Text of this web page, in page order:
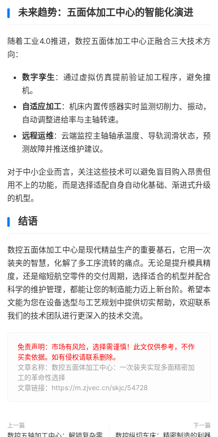
未来趋势：五面体加工中心的智能化演进
随着工业4.0推进，数控五面体加工中心正融合三大技术方
向：
数字孪生 ：通过虚拟仿真提前验证加工程序，避免撞
机。
自适应加工：机床内置传感器实时监测切削力、振动，
自动调整进给率与主轴转速。
远程运维：云端监控主轴轴承温度、导轨润滑状态，预
测故障并推送维护建议。
对于中小企业而言，关注这些技术可以避免盲目购入昂贵但
用不上的功能，而是选择适配自身自动化基础、渐进式升级
的机型。
结语
数控五面体加工中心是现代精益生产的重要基石，它用一次
装夹的智慧，化解了多工序流转的痛点。无论是提升模具精
度，还是缩短航空零件的交付周期，选择适合的机型并配合
科学的维护管理，都能让您的制造能力迈上新台阶。希望本
文能为您在设备选型与工艺规划中提供切实帮助，欢迎联系
我们的技术团队进行更深入的技术交流。
免责声明：市场有风险，选择需谨慎！此文仅供参考，不作
买卖依据。如有侵权请联系删除。
文章名称：数控五面体加工中心：一次装夹实现多面精密加
工的革命性选择
文章链接：https://m.zjvec.cn/skjc/54728
上一篇
数控五轴加工中心：解锁复杂零
下一篇
数控纵切车床：精密制造的利器